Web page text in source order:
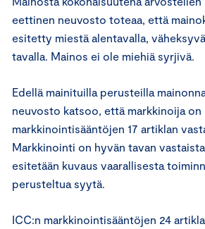
eettinen neuvosto toteaa, että
esitetty miestä alentavalla,
tavalla. Mainos ei ole miehiä syrjivä.
Edellä mainituilla perusteilla
neuvosto katsoo, että markkinoija
markkinointisääntöjen 17 artiklan
Markkinointi on hyvän tavan
esitetään kuvaus vaarallisesta
perusteltua syytä.
ICC:n markkinointisääntöjen 24